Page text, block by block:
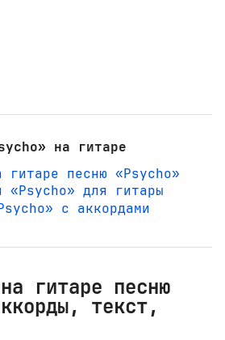
на гитаре
гитаре песню «Psycho»
«Psycho» для гитары
с аккордами
гитаре песню
текст,